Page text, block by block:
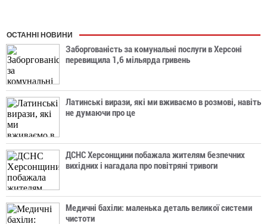
ОСТАННІ НОВИНИ
Заборгованість за комунальні послуги в Херсоні
перевищила 1,6 мільярда гривень
Латинські вирази, які ми вживаємо в розмові, навіть
не думаючи про це
ДСНС Херсонщини побажала жителям безпечних
вихідних і нагадала про повітряні тривоги
Медичні бахіли: маленька деталь великої системи
чистоти